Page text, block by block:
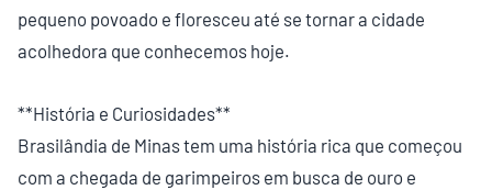
pequeno povoado e floresceu até se tornar a cidade
acolhedora que conhecemos hoje.
**História e Curiosidades**
Brasilândia de Minas tem uma história rica que começou
com a chegada de garimpeiros em busca de ouro e